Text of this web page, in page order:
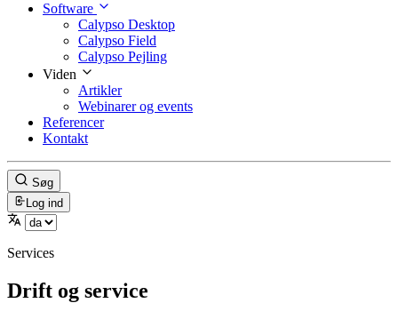
Software
Calypso Desktop
Calypso Field
Calypso Pejling
Viden
Artikler
Webinarer og events
Referencer
Kontakt
Søg
Log ind
Services
Drift og service